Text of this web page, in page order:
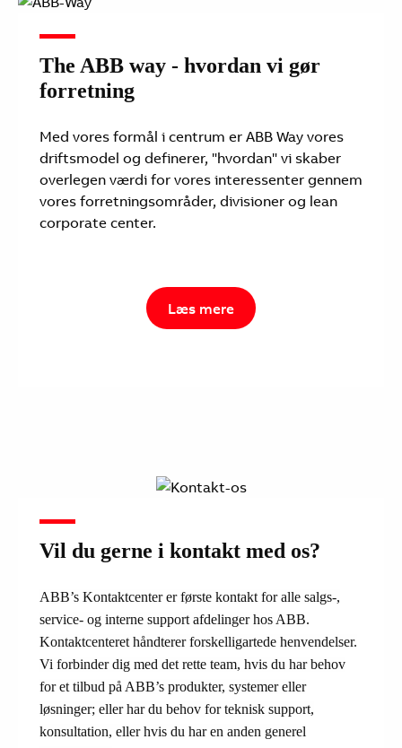
The ABB way - hvordan vi gør
forretning
Med vores formål i centrum er ABB Way vores
driftsmodel og definerer, "hvordan" vi skaber
overlegen værdi for vores interessenter gennem
vores forretningsområder, divisioner og lean
corporate center.
Læs mere
Vil du gerne i kontakt med os?
ABB’s Kontaktcenter er første kontakt for alle salgs-,
service- og interne support afdelinger hos ABB.
Kontaktcenteret håndterer forskelligartede henvendelser.
Vi forbinder dig med det rette team, hvis du har behov
for et tilbud på ABB’s produkter, systemer eller
løsninger; eller har du behov for teknisk support,
konsultation, eller hvis du har en anden generel